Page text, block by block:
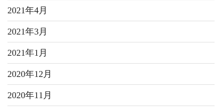
2021年4月
2021年3月
2021年1月
2020年12月
2020年11月